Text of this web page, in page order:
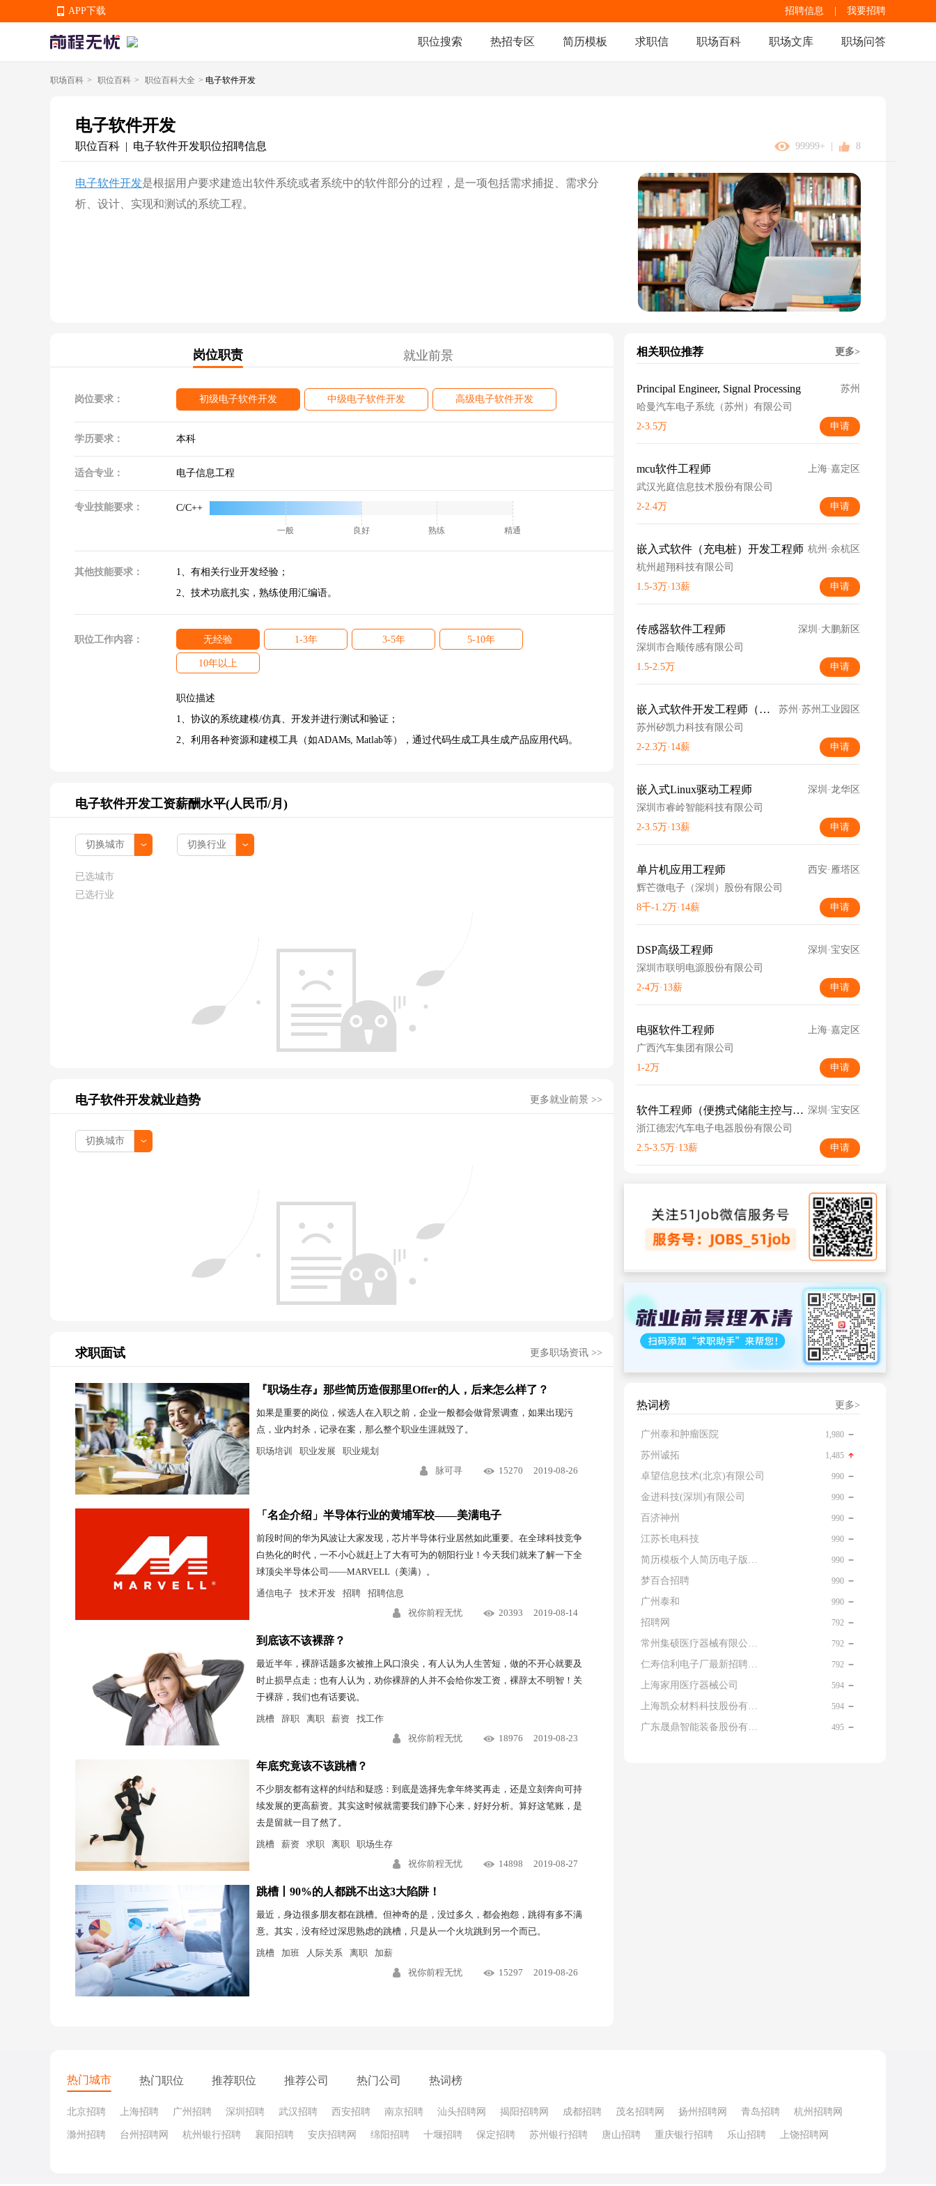
APP下载 招聘信息 我要招聘
职位搜索 热招专区 简历模板 求职信 职场百科 职场文库 职场问答
职场百科 > 职位百科 > 职位百科大全 > 电子软件开发
电子软件开发
职位百科 | 电子软件开发职位招聘信息 99999+ 8
电子软件开发是根据用户要求建造出软件系统或者系统中的软件部分的过程，是一项包括需求捕捉、需求分
析、设计、实现和测试的系统工程。
岗位职责 就业前景
岗位要求： 初级电子软件开发 中级电子软件开发 高级电子软件开发
学历要求： 本科
适合专业： 电子信息工程
专业技能要求： C/C++
一般 良好 熟练 精通
其他技能要求：
1、有相关行业开发经验；
2、技术功底扎实，熟练使用汇编语。
职位工作内容： 无经验 1-3年 3-5年 5-10年
10年以上
职位描述
1、协议的系统建模/仿真、开发并进行测试和验证；
2、利用各种资源和建模工具（如ADAMs, Matlab等），通过代码生成工具生成产品应用代码。
电子软件开发工资薪酬水平(人民币/月)
已选城市
已选行业
电子软件开发就业趋势 更多就业前景 >>
求职面试 更多职场资讯 >>
『职场生存』那些简历造假那里Offer的人，后来怎么样了？
如果是重要的岗位，候选人在入职之前，企业一般都会做背景调查，如果出现污
点，业内封杀，记录在案，那么整个职业生涯就毁了。
职场培训 职业发展
职业规划
脉可寻
15270 2019-08-26
「名企介绍」半导体行业的黄埔军校——美满电子
前段时间的华为风波让大家发现，芯片半导体行业居然如此重要。在全球科技竞争
白热化的时代，一不小心就赶上了大有可为的朝阳行业！今天我们就来了解一下全
球顶尖半导体公司——MARVELL（美满）。
通信电子 技术开发 招聘
招聘信息
祝你前程无忧
20393 2019-08-14
到底该不该裸辞？
最近半年，裸辞话题多次被推上风口浪尖，有人认为人生苦短，做的不开心就要及
时止损早点走；也有人认为，劝你裸辞的人并不会给你发工资，裸辞太不明智！关
于裸辞，我们也有话要说。
跳槽 辞职 离职 薪资
找工作
祝你前程无忧
18976 2019-08-23
年底究竟该不该跳槽？
不少朋友都有这样的纠结和疑惑：到底是选择先拿年终奖再走，还是立刻奔向可持
续发展的更高薪资。其实这时候就需要我们静下心来，好好分析。算好这笔账，是
去是留就一目了然了。
跳槽 薪资 求职 离职
职场生存
祝你前程无忧
14898 2019-08-27
跳槽丨90%的人都跳不出这3大陷阱！
最近，身边很多朋友都在跳槽。但神奇的是，没过多久，都会抱怨，跳得有多不满
意。其实，没有经过深思熟虑的跳槽，只是从一个火坑跳到另一个而已。
跳槽 加班 人际关系 离职
加薪
祝你前程无忧
15297 2019-08-26
相关职位推荐 更多>
Principal Engineer, Signal Processing
苏州
哈曼汽车电子系统（苏州）有限公司
2-3.5万
申请
mcu软件工程师
上海·嘉定区
武汉光庭信息技术股份有限公司
2-2.4万
申请
嵌入式软件（充电桩）开发工程师 杭州·余杭区
杭州超翔科技有限公司
1.5-3万·13薪
申请
传感器软件工程师
深圳·大鹏新区
深圳市合顺传感有限公司
1.5-2.5万
申请
嵌入式软件开发工程师（电源方向）
苏州·苏州工业园区
苏州矽凯力科技有限公司
2-2.3万·14薪
申请
嵌入式Linux驱动工程师
深圳·龙华区
深圳市睿岭智能科技有限公司
2-3.5万·13薪
申请
单片机应用工程师
西安·雁塔区
辉芒微电子（深圳）股份有限公司
8千-1.2万·14薪
申请
DSP高级工程师
深圳·宝安区
深圳市联明电源股份有限公司
2-4万·13薪
申请
电驱软件工程师
上海·嘉定区
广西汽车集团有限公司
1-2万
申请
软件工程师（便携式储能主控与BMS方向） 深圳·宝安区
浙江德宏汽车电子电器股份有限公司
2.5-3.5万·13薪
申请
热词榜 更多>
广州泰和肿瘤医院 1,980
苏州诚拓 1,485
卓望信息技术(北京)有限公司 990
金进科技(深圳)有限公司 990
百济神州 990
江苏长电科技 990
简历模板个人简历电子版免费 990
梦百合招聘 990
广州泰和 990
招聘网 792
常州集硕医疗器械有限公司 名片 792
仁寿信利电子厂最新招聘信息查询 792
上海家用医疗器械公司 594
上海凯众材料科技股份有限公司招聘电话 594
广东晟鼎智能装备股份有限公司 495
热门城市 热门职位 推荐职位 推荐公司 热门公司 热词榜
北京招聘 上海招聘 广州招聘 深圳招聘 武汉招聘 西安招聘 南京招聘 汕头招聘网 揭阳招聘网 成都招聘 茂名招聘网 扬州招聘网 青岛招聘 杭州招聘网
滁州招聘 台州招聘网 杭州银行招聘 襄阳招聘 安庆招聘网 绵阳招聘 十堰招聘 保定招聘 苏州银行招聘 唐山招聘 重庆银行招聘 乐山招聘 上饶招聘网